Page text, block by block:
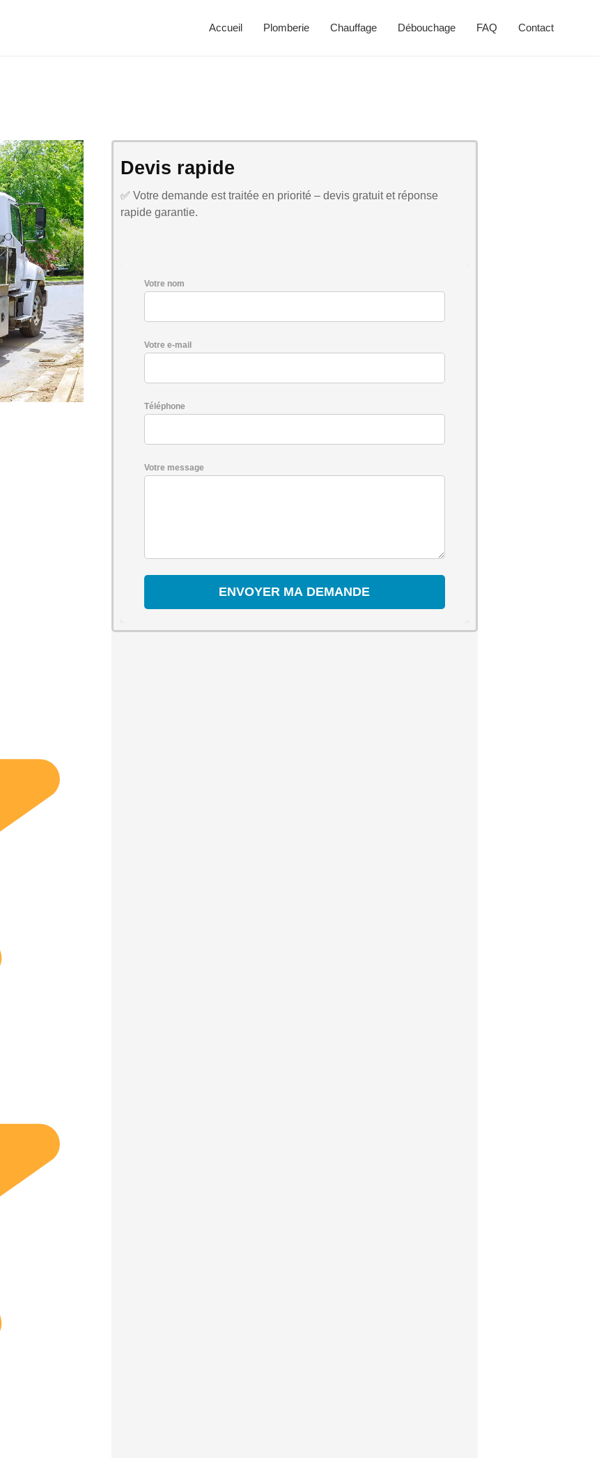
Accueil Plomberie Chauffage Débouchage FAQ Contact
Devis rapide
✅ Votre demande est traitée en priorité – devis gratuit et réponse
rapide garantie.
Votre nom
Votre e-mail
Téléphone
Votre message